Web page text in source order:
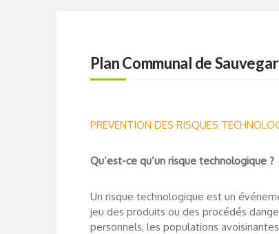
Plan Communal de
PREVENTION DES RISQUES
Qu’est-ce qu’un risque technologique ?
Un risque technologique est un
jeu des produits ou des procédés
personnels, les populations